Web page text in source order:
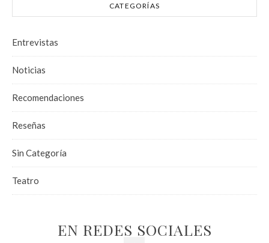
CATEGORÍAS
Entrevistas
Noticias
Recomendaciones
Reseñas
Sin Categoría
Teatro
EN REDES SOCIALES